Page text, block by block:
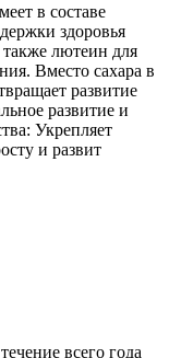
в составе
здоровья
лютеин для
Вместо сахара в
развитие
развитие и
Укрепляет
и развит
всего года